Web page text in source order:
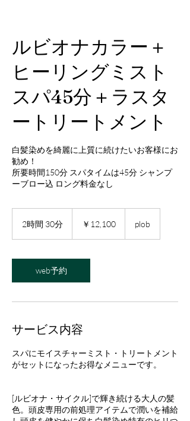
ルビオナカラー＋
ヒーリングミスト
スパ45分＋ラスタ
ートリートメント
白髪染めを綺麗に上質に続けたいお客様にお
勧め！
所要時間150分 スパタイムは45分 シャンプ
ーブロー込 ロング料金なし
2時間 30分
3
0
分
￥12,100 plob
web予約
サービス内容
スパにモイスチャーミスト・トリートメント
がセットになったお得なメニューです。
[ルビオナ・サイクル]で輝き続ける大人の髪
色。頭皮専用の前処理アイテムで潤いを補給